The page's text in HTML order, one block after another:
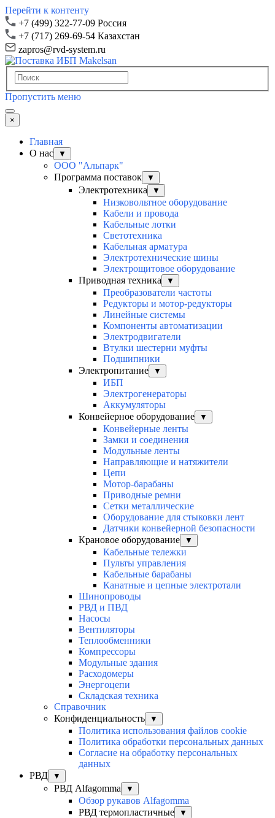
Перейти к контенту
+7 (499) 322-77-09 Россия
+7 (717) 269-69-54 Казахстан
zapros@rvd-system.ru
Пропустить меню
×
Главная
О нас
▼
ООО "Альпарк"
Программа поставок
▼
Электротехника ▼
Низковольтное оборудование
Кабели и провода
Кабельные лотки
Светотехника
Кабельная арматура
Электротехнические шины
Электрощитовое оборудование
Приводная техника
▼
Преобразователи частоты
Редукторы и мотор-редукторы
Линейные системы
Компоненты автоматизации
Электродвигатели
Втулки шестерни муфты
Подшипники
Электропитание
▼
ИБП
Электрогенераторы
Аккумуляторы
Конвейерное оборудование
▼
Конвейерные ленты
Замки и соединения
Модульные ленты
Направляющие и натяжители
Цепи
Мотор-барабаны
Приводные ремни
Сетки металлические
Оборудование для стыковки лент
Датчики конвейерной безопасности
Крановое оборудование
▼
Кабельные тележки
Пульты управления
Кабельные барабаны
Канатные и цепные электротали
Шинопроводы
РВД и ПВД
Насосы
Вентиляторы
Теплообменники
Компрессоры
Модульные здания
Расходомеры
Энергоцепи
Складская техника
Справочник
Конфиденциальность
▼
Политика использования файлов cookie
Политика обработки персональных данных
Согласие на обработку персональных
данных
РВД
▼
РВД Alfagomma ▼
Обзор рукавов Alfagomma
РВД термопластичные
▼